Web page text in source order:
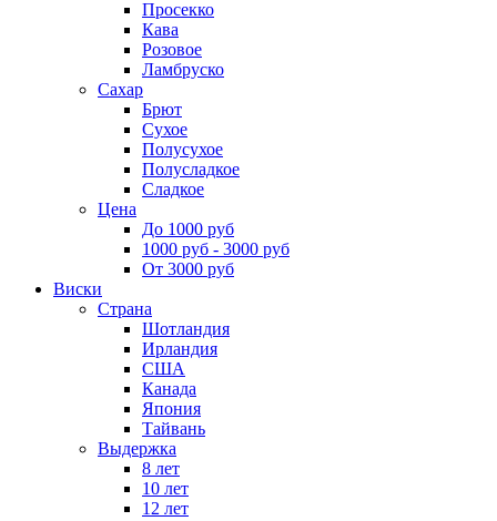
Просекко
Кава
Розовое
Ламбруско
Сахар
Брют
Сухое
Полусухое
Полусладкое
Сладкое
Цена
До 1000 руб
1000 руб - 3000 руб
От 3000 руб
Виски
Страна
Шотландия
Ирландия
США
Канада
Япония
Тайвань
Выдержка
8 лет
10 лет
12 лет